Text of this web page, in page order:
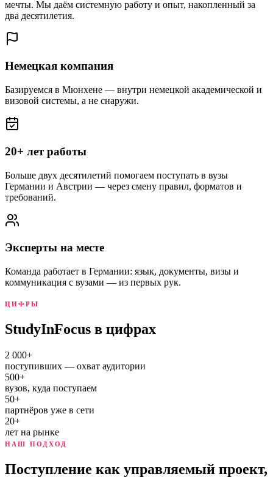
мечты. Мы даём системную работу и опыт, накопленный за
два десятилетия.
Немецкая компания
Базируемся в Мюнхене — внутри немецкой академической и
визовой системы, а не снаружи.
20+ лет работы
Больше двух десятилетий помогаем поступать в вузы
Германии и Австрии — через смену правил, форматов и
требований.
Эксперты на месте
Команда работает в Германии: язык, документы, визы и
коммуникация с вузами — из первых рук.
ЦИФРЫ
StudyInFocus в цифрах
2 000+
поступивших — охват аудитории
500+
вузов, куда поступаем
50+
партнёров уже в сети
20+
лет на рынке
НАШ ПОДХОД
Поступление как управляемый проект,